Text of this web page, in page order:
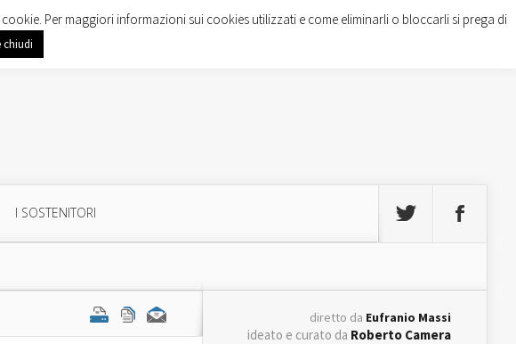
I SOSTENITORI
diretto da Eufranio Massi
ideato e curato da Roberto Camera
Per maggiori informazioni sui cookies utilizzati e come eliminarli o bloccarli si prega di
chiudi